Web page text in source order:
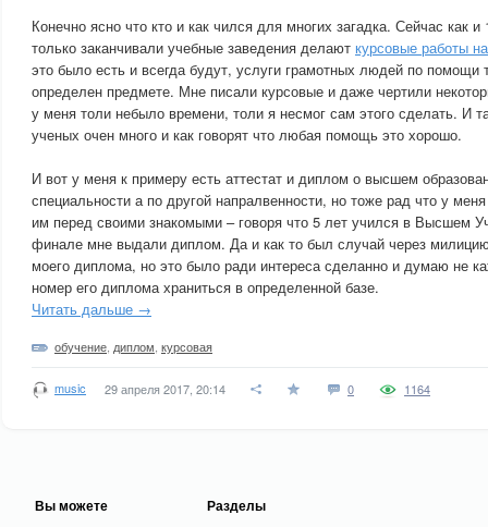
Конечно ясно что кто и как чился для многих загадка. Сейчас как и
только заканчивали учебные заведения делают курсовые работы
это было есть и всегда будут, услуги грамотных людей по помощи
определен предмете. Мне писали курсовые и даже чертили
у меня толи небыло времени, толи я несмог сам этого сделать. И
ученых очен много и как говорят что любая помощь это хорошо.
И вот у меня к примеру есть аттестат и диплом о высшем
специальности а по другой напралвенности, но тоже рад что у
им перед своими знакомыми – говоря что 5 лет учился в Высшем
финале мне выдали диплом. Да и как то был случай через
моего диплома, но это было ради интереса сделанно и думаю не
номер его диплома храниться в определенной базе.
Читать дальше →
обучение диплом курсовая
music 29 апреля 2017, 20:14 0 1164
Вы можете Разделы